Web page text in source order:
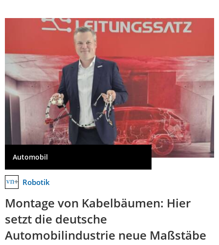
Automobil
Robotik
Montage von Kabelbäumen: Hier
setzt die deutsche
Automobilindustrie neue Maßstäbe